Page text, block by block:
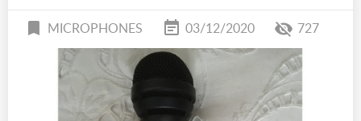
MICROPHONES 03/12/2020 727